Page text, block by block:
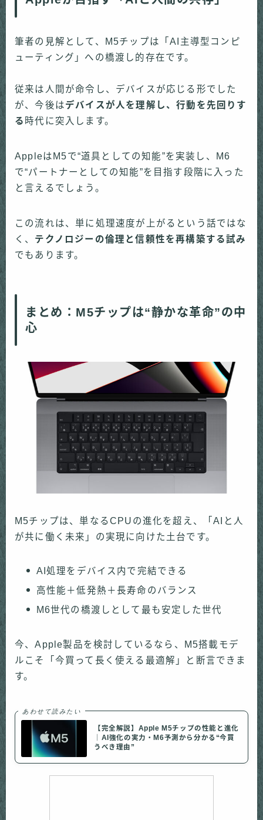
筆者の見解として、M5チップは「AI主導型コンピ
ューティング」への橋渡し的存在です。
従来は人間が命令し、デバイスが応じる形でした
が、今後はデバイスが人を理解し、行動を先回りす
る 時代に突入します。
AppleはM5で“道具としての知能”を実装し、M6
で“パートナーとしての知能”を目指す段階に入った
と言えるでしょう。
この流れは、単に処理速度が上がるという話ではな
く、 テクノロジーの倫理と信頼性を再構築する試み
でもあります。
まとめ：M5チップは“静かな革命”の中
心
M5チップは、単なるCPUの進化を超え、「AIと人
が共に働く未来」の実現に向けた土台です。
AI処理をデバイス内で完結できる
高性能＋低発熱＋長寿命のバランス
M6世代の橋渡しとして最も安定した世代
今、Apple製品を検討しているなら、M5搭載モデ
ルこそ「今買って長く使える最適解」と断言できま
す。
あわせて読みたい
【完全解説】Apple M5チップの性能と進化
｜AI強化の実力・M6予測から分かる“今買
うべき理由”